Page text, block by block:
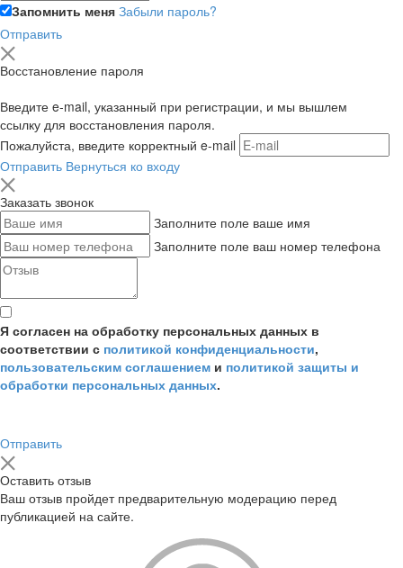
Запомнить меня Забыли пароль?
Отправить
Восстановление пароля
Введите e-mail, указанный при регистрации, и мы вышлем
ссылку для восстановления пароля.
Пожалуйста, введите корректный e-mail
Отправить Вернуться ко входу
Заказать звонок
Заполните поле ваше имя
Заполните поле ваш номер телефона
Я согласен на обработку персональных данных в
соответствии с политикой конфиденциальности,
пользовательским соглашением и политикой защиты и
обработки персональных данных.
Отправить
Оставить отзыв
Ваш отзыв пройдет предварительную модерацию перед
публикацией на сайте.